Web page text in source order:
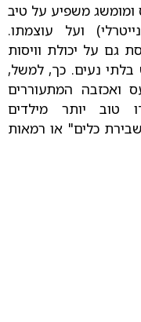
ומומשג משפיע על טיב
ועל עוצמתו.
גם על יכולת וויסות
נעים. כך, למשל,
ואכזבה המתעוררים
טוב יותר מילדים
כלים" או רמאות